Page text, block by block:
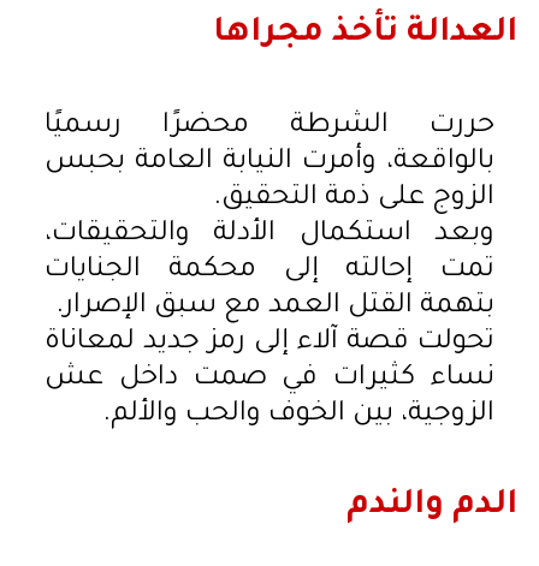
العدالة تأخذ مجراها
حررت الشرطة محضرًا رسميًا
بالواقعة، وأمرت النيابة العامة بحبس
الزوج على ذمة التحقيق.
وبعد استكمال الأدلة والتحقيقات،
تمت إحالته إلى محكمة الجنايات
بتهمة القتل العمد مع سبق الإصرار.
تحولت قصة آلاء إلى رمز جديد لمعاناة
نساء كثيرات في صمت داخل عش
الزوجية، بين الخوف والحب والألم.
الدم والندم